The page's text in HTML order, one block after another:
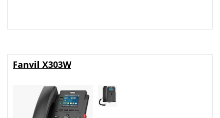
Fanvil X303W